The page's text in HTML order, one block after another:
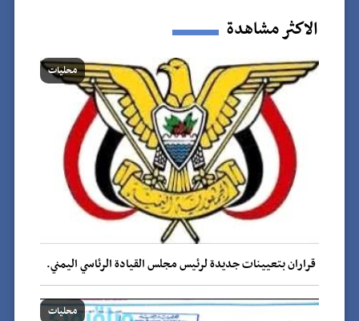
الاكثر مشاهدة
محليات
قراران بتعيينات جديدة لرئيس مجلس القيادة الرئاسي اليمني.
محليات